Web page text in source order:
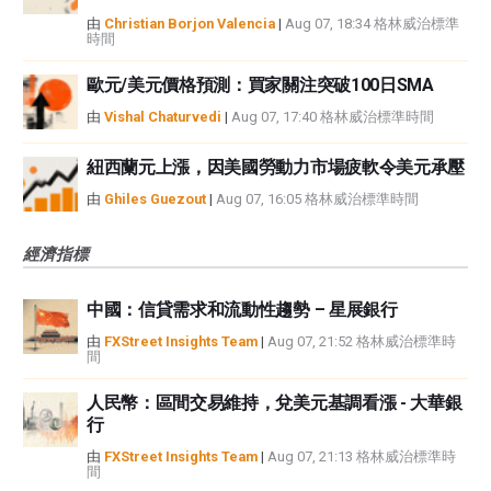
由 Christian Borjon Valencia | Aug 07, 18:34 格林威治標準
時間
歐元/美元價格預測：買家關注突破100日SMA
由 Vishal Chaturvedi | Aug 07, 17:40 格林威治標準時間
紐西蘭元上漲，因美國勞動力市場疲軟令美元承壓
由 Ghiles Guezout | Aug 07, 16:05 格林威治標準時間
經濟指標
中國：信貸需求和流動性趨勢 – 星展銀行
由 FXStreet Insights Team | Aug 07, 21:52 格林威治標準時
間
人民幣：區間交易維持，兌美元基調看漲 - 大華銀
行
由 FXStreet Insights Team | Aug 07, 21:13 格林威治標準時
間